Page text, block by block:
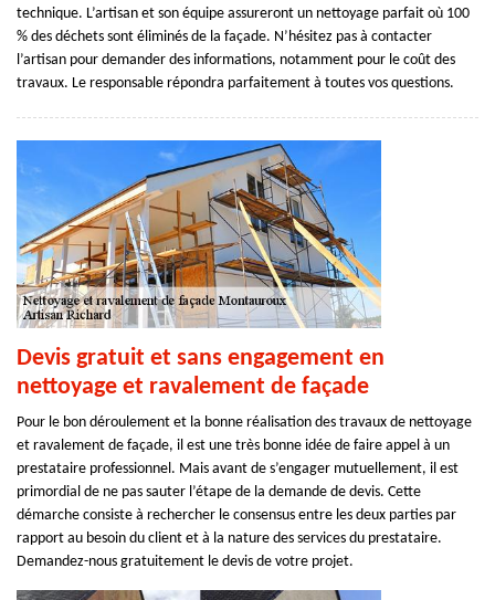
technique. L’artisan et son équipe assureront un nettoyage parfait où 100
% des déchets sont éliminés de la façade. N’hésitez pas à contacter
l’artisan pour demander des informations, notamment pour le coût des
travaux. Le responsable répondra parfaitement à toutes vos questions.
Devis gratuit et sans engagement en
nettoyage et ravalement de façade
Pour le bon déroulement et la bonne réalisation des travaux de nettoyage
et ravalement de façade, il est une très bonne idée de faire appel à un
prestataire professionnel. Mais avant de s’engager mutuellement, il est
primordial de ne pas sauter l’étape de la demande de devis. Cette
démarche consiste à rechercher le consensus entre les deux parties par
rapport au besoin du client et à la nature des services du prestataire.
Demandez-nous gratuitement le devis de votre projet.